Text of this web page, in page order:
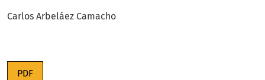
Carlos Arbeláez Camacho
PDF